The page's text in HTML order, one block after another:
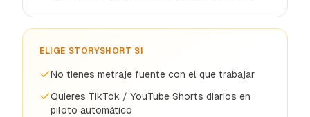
ELIGE STORYSHORT SI
No tienes metraje fuente con el que trabajar
Quieres TikTok / YouTube Shorts diarios en
piloto automático